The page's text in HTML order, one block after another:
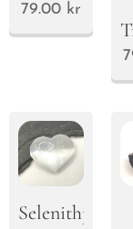
79.00 kr
Selenithjärta